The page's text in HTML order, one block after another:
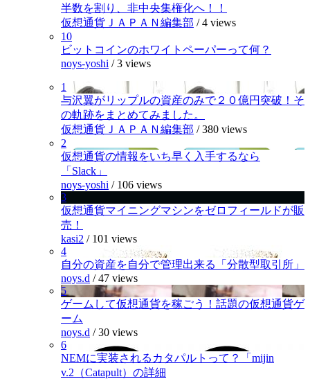
半数を割り、非中央集権化へ！！
仮想通貨ＪＡＰＡＮ編集部 /4 views
10
ビットコインのホワイトペーパーって何？
noys-yoshi /3 views
1
与沢翼がリップルの資産のみで２０億円突破！そ
の軌跡をまとめてみました。
仮想通貨ＪＡＰＡＮ編集部 /380 views
2
仮想通貨の情報をいち早く入手するなら
「Slack」
noys-yoshi / 106 views
3
仮想通貨マイニングマシンをゼロフィールドが販
売！
kasi2 / 101 views
4
自分の資産を自分で管理出来る「分散型取引所」
noys.d /47 views
5
ゲームして仮想通貨を稼ごう！話題の仮想通貨ゲ
ーム
noys.d /30 views
6
NEMに実装されるカタパルトって？「mijin
v.2（Catapult）の詳細